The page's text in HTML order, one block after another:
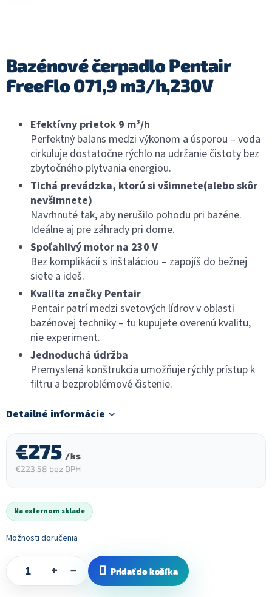
Bazénové čerpadlo Pentair
FreeFlo 071,9 m3/h,230V
Efektívny prietok 9 m³/h
Perfektný balans medzi výkonom a úsporou – voda
cirkuluje dostatočne rýchlo na udržanie čistoty bez
zbytočného plytvania energiou.
Tichá prevádzka, ktorú si všimnete(alebo skôr
nevšimnete)
Navrhnuté tak, aby nerušilo pohodu pri bazéne.
Ideálne aj pre záhrady pri dome.
Spoľahlivý motor na 230 V
Bez komplikácií s inštaláciou – zapojíš do bežnej
siete a ideš.
Kvalita značky Pentair
Pentair patrí medzi svetových lídrov v oblasti
bazénovej techniky – tu kupujete overenú kvalitu,
nie experiment.
Jednoduchá údržba
Premyslená konštrukcia umožňuje rýchly prístup k
filtru a bezproblémové čistenie.
Detailné informácie
€275 / ks
€223,58 bez DPH
Na externom sklade
Možnosti doručenia
+ − Pridať do košíka